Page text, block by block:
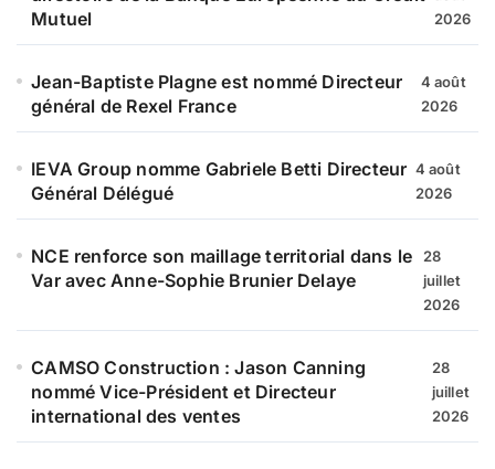
Mutuel
2026
Jean-Baptiste Plagne est nommé Directeur
général de Rexel France
4 août
2026
IEVA Group nomme Gabriele Betti Directeur
Général Délégué
4 août
2026
NCE renforce son maillage territorial dans le
Var avec Anne-Sophie Brunier Delaye
28
juillet
2026
CAMSO Construction : Jason Canning
nommé Vice-Président et Directeur
international des ventes
28
juillet
2026